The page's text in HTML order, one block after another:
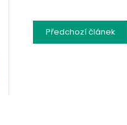
Předchozíčlánek